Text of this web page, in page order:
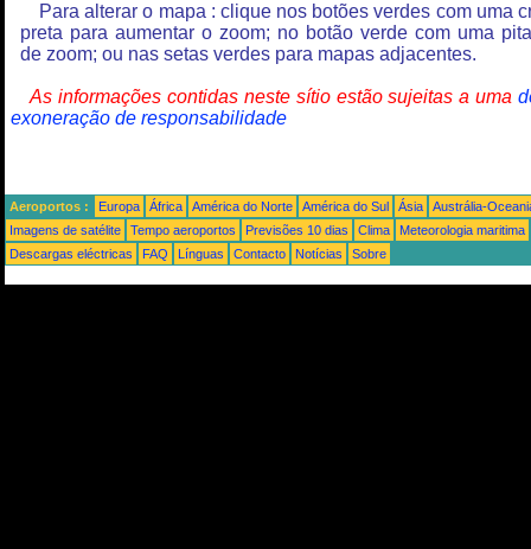
Para alterar o mapa : clique nos botões verdes com uma
preta para aumentar o zoom; no botão verde com uma
de zoom; ou nas setas verdes para mapas adjacentes.
As informações contidas neste sítio estão sujeitas a uma
exoneração de responsabilidade
Aeroportos : Europa África América do Norte América do Sul Ásia
Austrália-
Imagens de satélite
Tempo aeroportos Previsões 10 dias Clima
Meteorologia maritima
Descargas eléctricas
FAQ Línguas Contacto Notícias Sobre